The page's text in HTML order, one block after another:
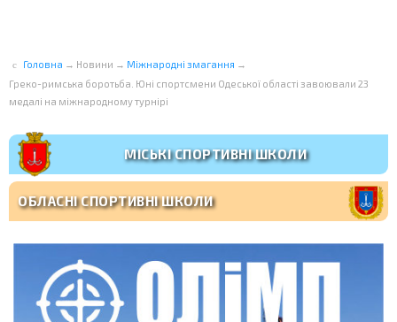
Головна → Новини → Міжнародні змагання →
Греко-римська боротьба. Юні спортсмени Одеської області завоювали 23
медалі на міжнародному турнірі
МІСЬКІ СПОРТИВНІ ШКОЛИ
ОБЛАСНІ СПОРТИВНІ ШКОЛИ